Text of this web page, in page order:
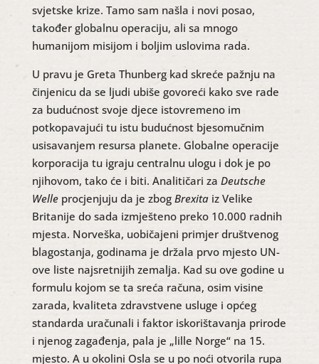
svjetske krize. Tamo sam našla i novi posao,
također globalnu operaciju, ali sa mnogo
humanijom misijom i boljim uslovima rada.
U pravu je Greta Thunberg kad skreće pažnju na
činjenicu da se ljudi ubiše govoreći kako sve rade
za budućnost svoje djece istovremeno im
potkopavajući tu istu budućnost bjesomučnim
usisavanjem resursa planete. Globalne operacije
korporacija tu igraju centralnu ulogu i dok je po
njihovom, tako će i biti. Analitičari za Deutsche
Welleprocjenjuju da je zbog Brexitaiz Velike
Britanije do sada izmješteno preko 10.000 radnih
mjesta. Norveška, uobičajeni primjer društvenog
blagostanja, godinama je držala prvo mjesto UN-
ove liste najsretnijih zemalja. Kad su ove godine u
formulu kojom se ta sreća računa, osim visine
zarada, kvaliteta zdravstvene usluge i općeg
standarda uračunali i faktor iskorištavanja prirode
i njenog zagađenja, pala je „lille Norge“ na 15.
mjesto. A u okolini Osla se u po noći otvorila rupa